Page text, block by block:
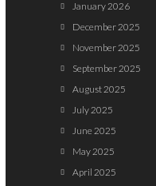
January 2026
December 2025
November 2025
September 2025
August 2025
July 2025
June 2025
May 2025
April 2025